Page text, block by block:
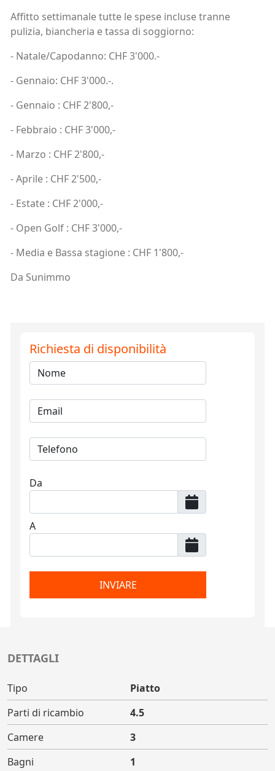
Affitto settimanale tutte le spese incluse tranne
pulizia, biancheria e tassa di soggiorno:
- Natale/Capodanno: CHF 3'000.-
- Gennaio: CHF 3'000.-.
- Gennaio : CHF 2'800,-
- Febbraio : CHF 3'000,-
- Marzo : CHF 2'800,-
- Aprile : CHF 2'500,-
- Estate : CHF 2'000,-
- Open Golf : CHF 3'000,-
- Media e Bassa stagione : CHF 1'800,-
Da Sunimmo
Richiesta di disponibilità
Da
A
INVIARE
DETTAGLI
Tipo
Piatto
Parti di ricambio
4.5
Camere
3
Bagni
1